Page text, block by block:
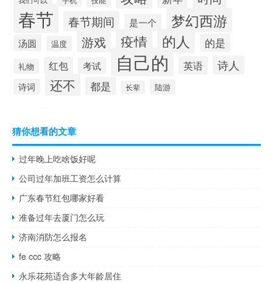
春节 春节期间 是一个 梦幻西游
汤圆 温度 游戏 疫情 的人 的是
礼物 红包 考试 自己的 英语 诗人
诗词 还不 都是 长辈 陆游
猜你想看的文章
过年晚上吃啥饭好呢
公司过年加班工资怎么计算
广东春节红包哪家好看
准备过年去厦门怎么玩
济南消防怎么报名
fe ccc 攻略
永乐花苑适合多大年龄居住